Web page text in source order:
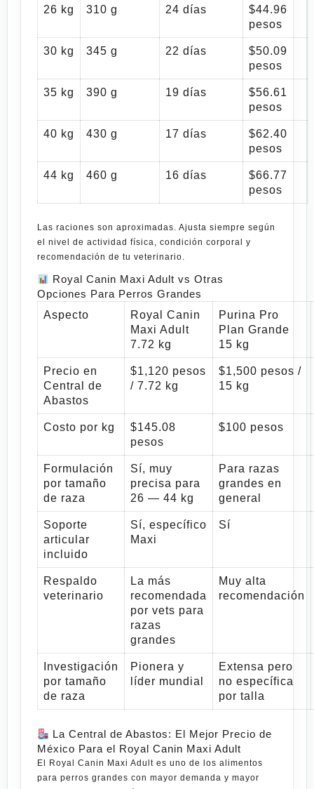
26 kg 310 g 24 días
$44.96
pesos
30 kg 345 g 22 días
$50.09
pesos
35 kg 390 g 19 días
$56.61
pesos
40 kg 430 g 17 días
$62.40
pesos
44 kg 460 g 16 días
$66.77
pesos
Las raciones son aproximadas. Ajusta siempre según
el nivel de actividad física, condición corporal y
recomendación de tu veterinario.
Royal Canin Maxi Adult vs Otras
Opciones Para Perros Grandes
Aspecto
Royal Canin
Maxi Adult
7.72 kg
Purina Pro
Plan Grande
15 kg
Precio en
Central de
Abastos
$1,120 pesos
/ 7.72 kg
$1,500 pesos /
15 kg
Costo por kg
$145.08
pesos
$100 pesos
Formulación
por tamaño
de raza
Sí, muy
precisa para
26 — 44 kg
Para razas
grandes en
general
Soporte
articular
incluido
Sí, específico
Maxi
Sí
Respaldo
veterinario
La más
recomendada
por vets para
razas
grandes
Muy alta
recomendación
Investigación
por tamaño
de raza
Pionera y
líder mundial
Extensa pero
no específica
por talla
La Central de Abastos: El Mejor Precio de
México Para el Royal Canin Maxi Adult
El Royal Canin Maxi Adult es uno de los alimentos
para perros grandes con mayor demanda y mayor